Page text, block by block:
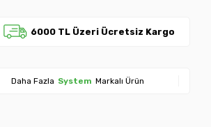
6000 TL Üzeri Ücretsiz Kargo
Daha Fazla System Markalı Ürün